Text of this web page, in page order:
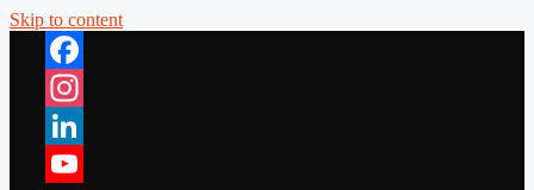
Skip to content
Facebook
Instagram
LinkedIn